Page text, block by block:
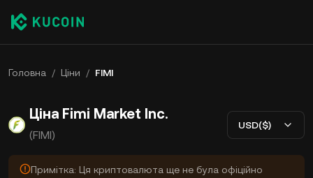
Головна / Ціни / FIMI
Ціна Fimi Market Inc.
(FIMI)
USD($)
Примітка: Ця криптовалюта ще не була офіційно